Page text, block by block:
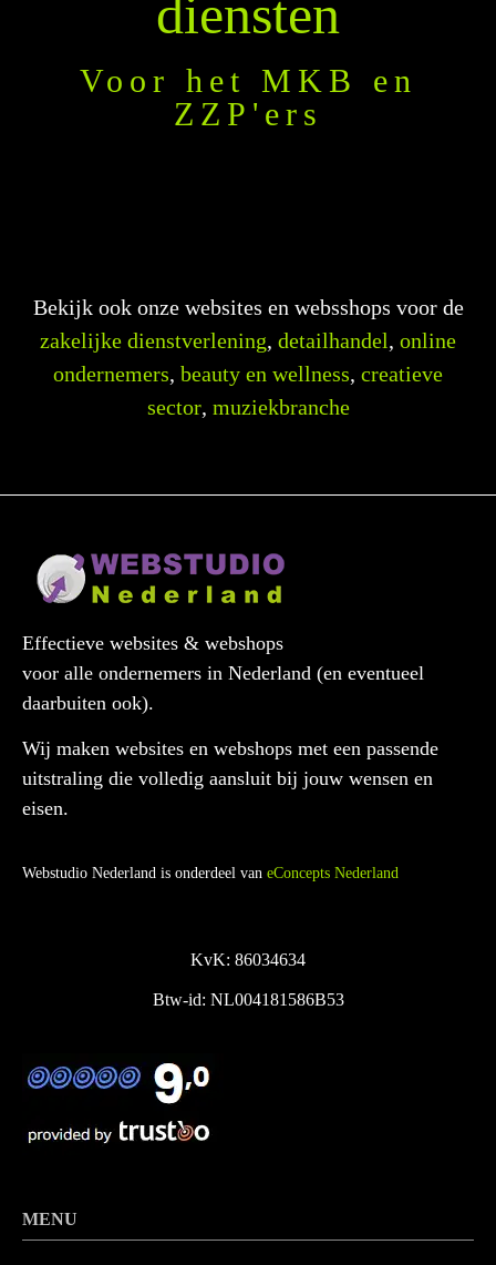
diensten
Voor het MKB en
ZZP'ers
Bekijk ook onze websites en websshops voor de
zakelijke dienstverlening, detailhandel, online
ondernemers, beauty en wellness, creatieve
sector, muziekbranche
Effectieve websites & webshops
voor alle ondernemers in Nederland (en eventueel
daarbuiten ook).
Wij maken websites en webshops met een passende
uitstraling die volledig aansluit bij jouw wensen en
eisen.
Webstudio Nederland is onderdeel van eConcepts Nederland
KvK: 86034634
Btw-id: NL004181586B53
MENU